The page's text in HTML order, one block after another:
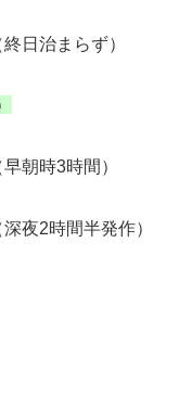
終日治まらず）
早朝時3時間）
深夜2時間半発作）